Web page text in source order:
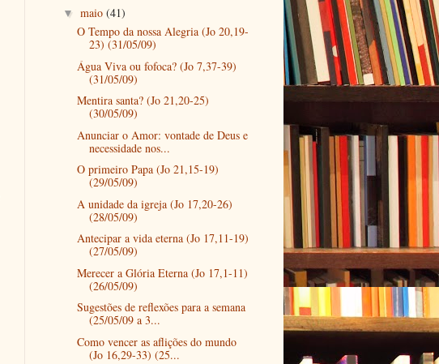
▼ maio (41)
O Tempo da nossa Alegria (Jo 20,19-
23) (31/05/09)
Água Viva ou fofoca? (Jo 7,37-39)
(31/05/09)
Mentira santa? (Jo 21,20-25)
(30/05/09)
Anunciar o Amor: vontade de Deus e
necessidade nos...
O primeiro Papa (Jo 21,15-19)
(29/05/09)
A unidade da igreja (Jo 17,20-26)
(28/05/09)
Antecipar a vida eterna (Jo 17,11-19)
(27/05/09)
Merecer a Glória Eterna (Jo 17,1-11)
(26/05/09)
Sugestões de reflexões para a semana
(25/05/09 a 3...
Como vencer as aflições do mundo
(Jo 16,29-33) (25...